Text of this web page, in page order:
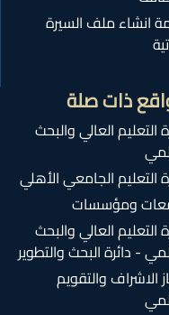
انشاء ملف السيرة
ذات صلة
التعليم العالي والبحث
التعليم الجامعي الأهلي
ومؤسسات
التعليم العالي والبحث
- دائرة البحث والتطوير
الاشراف والتقويم